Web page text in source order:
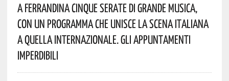
A Ferrandina Cinque Serate Di Grande Musica,
Con Un Programma Che Unisce La Scena Italiana
A Quella Internazionale. Gli Appuntamenti
Imperdibili